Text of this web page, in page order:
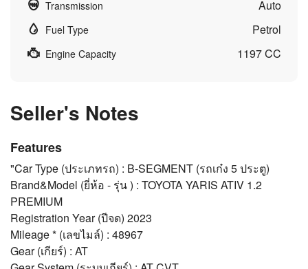
Transmission Auto
Fuel Type Petrol
Engine Capacity 1197 CC
Seller's Notes
Features
"Car Type (ประเภทรถ) : B-SEGMENT (รถเก๋ง 5 ประตู)
Brand&Model (ยี่ห้อ - รุ่น ) : TOYOTA YARIS ATIV 1.2
PREMIUM
Registration Year (ปีจด) 2023
Mileage * (เลขไมล์) : 48967
Gear (เกียร์) : AT